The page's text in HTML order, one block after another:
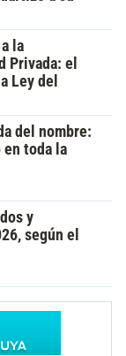
la
Privada: el
Ley del
del nombre:
en toda la
y
según el